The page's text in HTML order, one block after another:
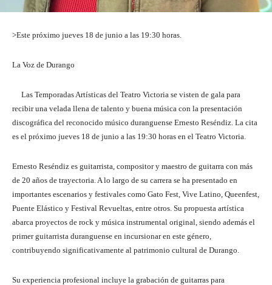
>Este próximo jueves 18 de junio a las 19:30 horas.
La Voz de Durango
Las Temporadas Artísticas del Teatro Victoria se visten de gala para
recibir una velada llena de talento y buena música con la presentación
discográfica del reconocido músico duranguense Ernesto Reséndiz. La cita
es el próximo jueves 18 de junio a las 19:30 horas en el Teatro Victoria.
Ernesto Reséndiz es guitarrista, compositor y maestro de guitarra con más
de 20 años de trayectoria. A lo largo de su carrera se ha presentado en
importantes escenarios y festivales como Gato Fest, Vive Latino, Queenfest,
Puente Elástico y Festival Revueltas, entre otros. Su propuesta artística
abarca proyectos de rock y música instrumental original, siendo además el
primer guitarrista duranguense en incursionar en este género,
contribuyendo significativamente al patrimonio cultural de Durango.
Su experiencia profesional incluye la grabación de guitarras para